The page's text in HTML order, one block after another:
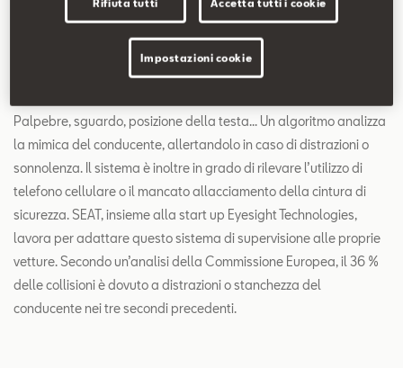
Intelligenza artificiale al
servizio di una guida più sicura
Palpebre, sguardo, posizione della testa... Un algoritmo analizza
la mimica del conducente, allertandolo in caso di distrazioni o
sonnolenza. Il sistema è inoltre in grado di rilevare l’utilizzo di
telefono cellulare o il mancato allacciamento della cintura di
sicurezza. SEAT, insieme alla start up Eyesight Technologies,
lavora per adattare questo sistema di supervisione alle proprie
vetture. Secondo un’analisi della Commissione Europea, il 36 %
delle collisioni è dovuto a distrazioni o stanchezza del
conducente nei tre secondi precedenti.
Rifiuta tutti Accetta tutti i cookie
Impostazioni cookie